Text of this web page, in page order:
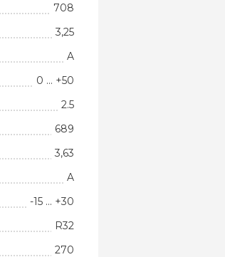
708
3,25
A
0 ... +50
2.5
689
3,63
A
-15 ... +30
R32
270